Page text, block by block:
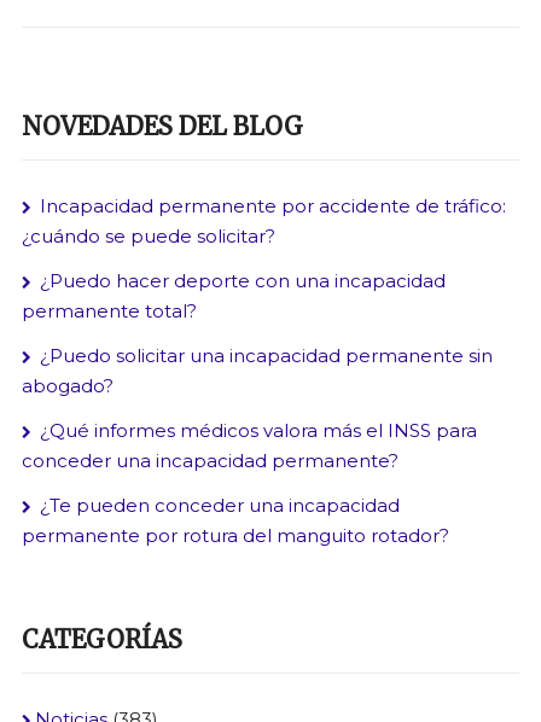
NOVEDADES DEL BLOG
Incapacidad permanente por accidente de tráfico:
¿cuándo se puede solicitar?
¿Puedo hacer deporte con una incapacidad
permanente total?
¿Puedo solicitar una incapacidad permanente sin
abogado?
¿Qué informes médicos valora más el INSS para
conceder una incapacidad permanente?
¿Te pueden conceder una incapacidad
permanente por rotura del manguito rotador?
CATEGORÍAS